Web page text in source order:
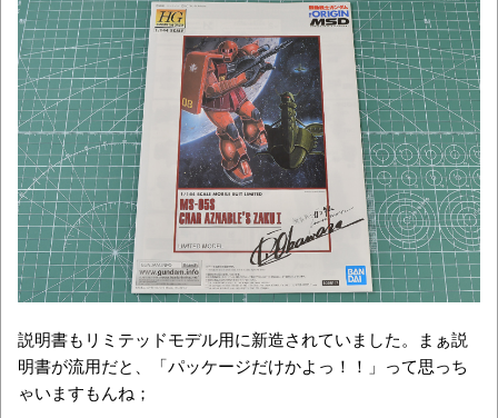
説明書もリミテッドモデル用に新造されていました。まぁ説
明書が流用だと、「パッケージだけかよっ！！」って思っち
ゃいますもんね；